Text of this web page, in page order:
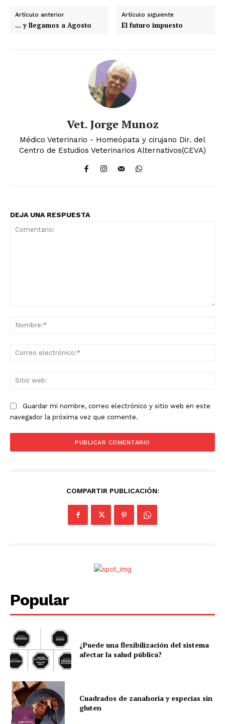
Artículo anterior
… y llegamos a Agosto
Artículo siguiente
El futuro impuesto
Vet. Jorge Munoz
Médico Veterinario - Homeópata y cirujano Dir. del
Centro de Estudios Veterinarios Alternativos(CEVA)
DEJA UNA RESPUESTA
Guardar mi nombre, correo electrónico y sitio web en este
navegador la próxima vez que comente.
COMPARTIR PUBLICACIÓN:
Popular
¿Puede una flexibilización del sistema
afectar la salud pública?
Cuadrados de zanahoria y especias sin
gluten